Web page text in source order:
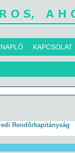
KAPCSOLAT
Rendőrkapitányság